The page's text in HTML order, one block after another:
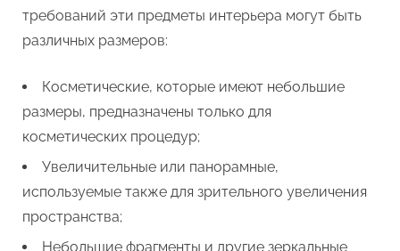
требований эти предметы интерьера могут быть
различных размеров:
Косметические, которые имеют небольшие
размеры, предназначены только для
косметических процедур;
Увеличительные или панорамные,
используемые также для зрительного увеличения
пространства;
Небольшие фрагменты и другие зеркальные